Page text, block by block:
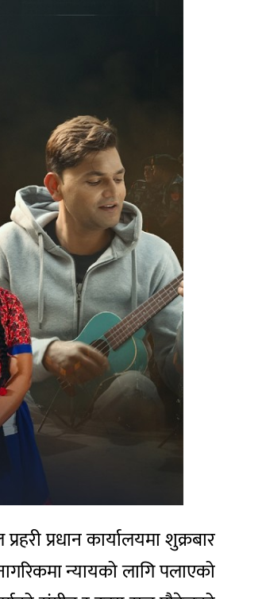
प्रधान कार्यालयमा शुक्रबार
न्यायको लागि पलाएको